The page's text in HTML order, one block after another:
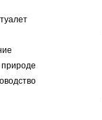
природе